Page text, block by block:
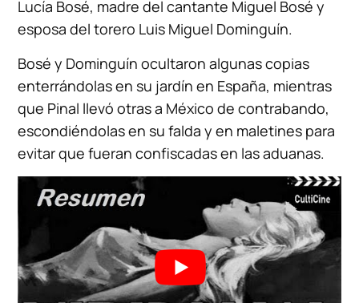
Lucía Bosé, madre del cantante Miguel Bosé y
esposa del torero Luis Miguel Dominguín.
Bosé y Dominguín ocultaron algunas copias
enterrándolas en su jardín en España, mientras
que Pinal llevó otras a México de contrabando,
escondiéndolas en su falda y en maletines para
evitar que fueran confiscadas en las aduanas.